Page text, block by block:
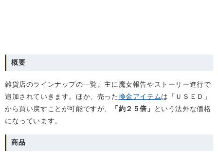
概要
雑貨店のラインナップの一覧。主に魔女報告やストーリー進行で
追加されていきます。ほか、売った換金アイテムは「ＵＳＥＤ」
から買い戻すことが可能ですが、
「約２５倍」
という法外な価格
になっています。
商品